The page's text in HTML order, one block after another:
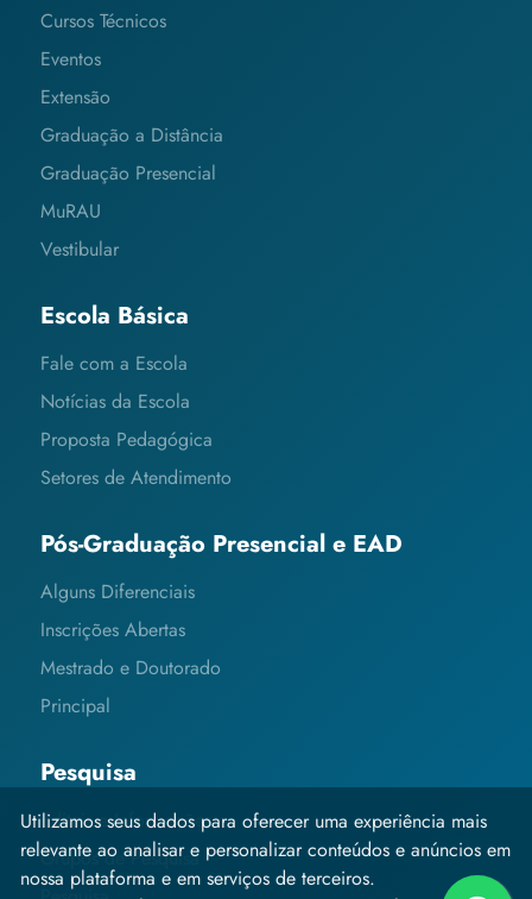
Cursos Técnicos
Eventos
Extensão
Graduação a Distância
Graduação Presencial
MuRAU
Vestibular
Escola Básica
Fale com a Escola
Notícias da Escola
Proposta Pedagógica
Setores de Atendimento
Pós-Graduação Presencial e EAD
Alguns Diferenciais
Inscrições Abertas
Mestrado e Doutorado
Principal
Pesquisa
Editais e Informações
Grupos de Pesquisa
Utilizamos seus dados para oferecer uma experiência mais
relevante ao analisar e personalizar conteúdos e anúncios em
nossa plataforma e em serviços de terceiros.